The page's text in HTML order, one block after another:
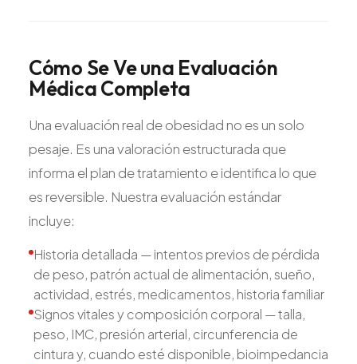
Cómo SeVeuna Evaluación
MédicaCompleta
Una evaluación real de obesidad no es un solo
pesaje. Es una valoración estructurada que
informa el plan de tratamiento e identifica lo que
es reversible. Nuestra evaluación estándar
incluye:
Historia detallada — intentos previos de pérdida
de peso, patrón actual de alimentación, sueño,
actividad, estrés, medicamentos, historia familiar
Signos vitales y composición corporal — talla,
peso, IMC, presión arterial, circunferencia de
cintura y, cuando esté disponible, bioimpedancia